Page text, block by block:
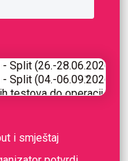
i smještaj